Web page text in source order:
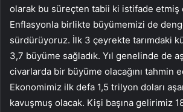
olarak bu süreçten tabii ki istifade etmiş
Enflasyonla birlikte büyümemizi de
sürdürüyoruz. İlk 3 çeyrekte tarımdaki
3,7 büyüme sağladık. Yıl genelinde de
civarlarda bir büyüme olacağını tahmin
Ekonomimiz ilk defa 1,5 trilyon doları
kavuşmuş olacak. Kişi başına gelirimiz